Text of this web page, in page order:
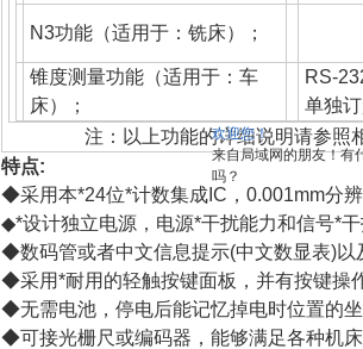
欢迎您！
来自局域网的朋友！有
吗？
N3功能（适用于：铣床）；
锥度测量功能（适用于：车
床）；
RS-
单独订
注：以上功能的详细说明请参照相
特点:
◆采用本*24位*计数集成IC，0.001mm分辨
◆*设计独立电源，电源*干扰能力和信号*干
◆数码管或者中文信息提示(中文数显表)以
◆采用*耐用的轻触按键面板，并有按键操
◆无需电池，停电后能记忆掉电时位置的坐
◆可接光栅尺或编码器，能够满足各种机床